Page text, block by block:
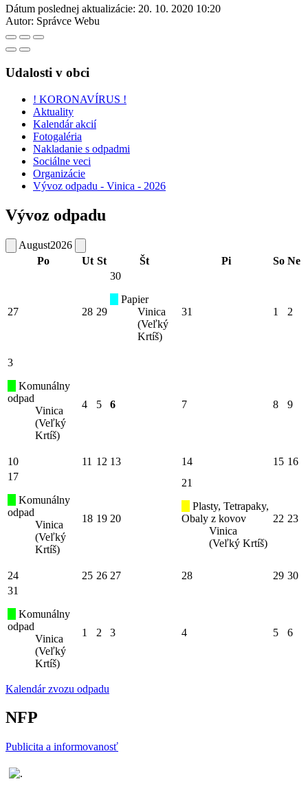
Dátum poslednej aktualizácie: 20. 10. 2020 10:20
Autor: Správce Webu
Udalosti v obci
! KORONAVÍRUS !
Aktuality
Kalendár akcií
Fotogaléria
Nakladanie s odpadmi
Sociálne veci
Organizácie
Vývoz odpadu - Vinica - 2026
Vývoz odpadu
August2026
Po
Ut St Št Pi So Ne
27 28 29
30
Papier
Vinica
(Veľký
Krtíš)
31 1 2
3
Komunálny
odpad
Vinica
(Veľký
Krtíš)
4 5 6 7 8 9
10 11 12 13 14 15 16
17
Komunálny
odpad
Vinica
(Veľký
Krtíš)
18 19 20
21
Plasty, Tetrapaky,
Obaly z kovov
Vinica
(Veľký Krtíš)
22 23
24 25 26 27 28 29 30
31
Komunálny
odpad
Vinica
(Veľký
Krtíš)
1 2 3 4 5 6
Kalendár zvozu odpadu
NFP
Publicita a informovanosť